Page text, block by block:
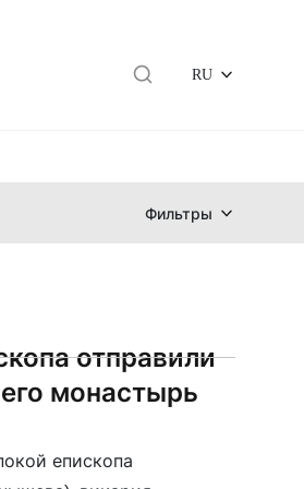
RU
Фильтры
отправили
монастырь
епископа